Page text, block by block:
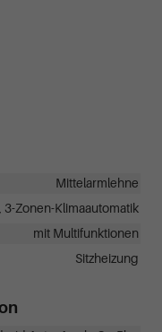
Mittelarmlehne
3-Zonen-Klimaautomatik
mit Multifunktionen
Sitzheizung